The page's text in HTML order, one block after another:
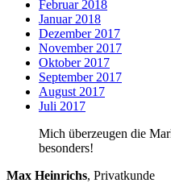
Februar 2018
Januar 2018
Dezember 2017
November 2017
Oktober 2017
September 2017
August 2017
Juli 2017
Mich überzeugen die
besonders!
Max Heinrichs, Privatkunde